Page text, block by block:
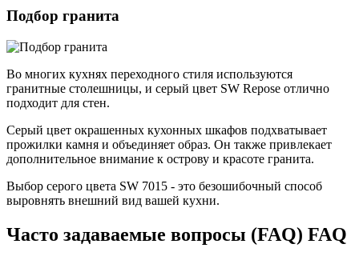
Подбор гранита
Во многих кухнях переходного стиля используются
гранитные столешницы, и серый цвет SW Repose отлично
подходит для стен.
Серый цвет окрашенных кухонных шкафов подхватывает
прожилки камня и объединяет образ. Он также привлекает
дополнительное внимание к острову и красоте гранита.
Выбор серого цвета SW 7015 - это безошибочный способ
выровнять внешний вид вашей кухни.
Часто задаваемые вопросы (FAQ) FAQ